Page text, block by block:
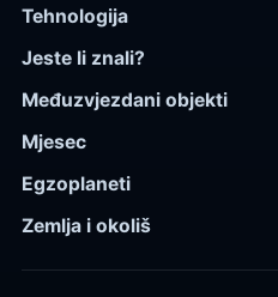
Tehnologija
Jeste li znali?
Međuzvjezdani objekti
Mjesec
Egzoplaneti
Zemlja i okoliš